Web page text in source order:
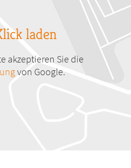
laden
akzeptieren Sie die
von Google.